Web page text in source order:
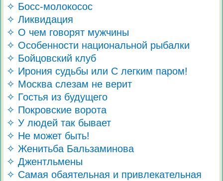
✧ Босс-молокосос
✧ Ликвидация
✧ О чем говорят мужчины
✧ Особенности национальной рыбалки
✧ Бойцовский клуб
✧ Ирония судьбы или С легким паром!
✧ Москва слезам не верит
✧ Гостья из будущего
✧ Покровские ворота
✧ У людей так бывает
✧ Не может быть!
✧ Женитьба Бальзаминова
✧ Джентльмены
✧ Самая обаятельная и привлекательная